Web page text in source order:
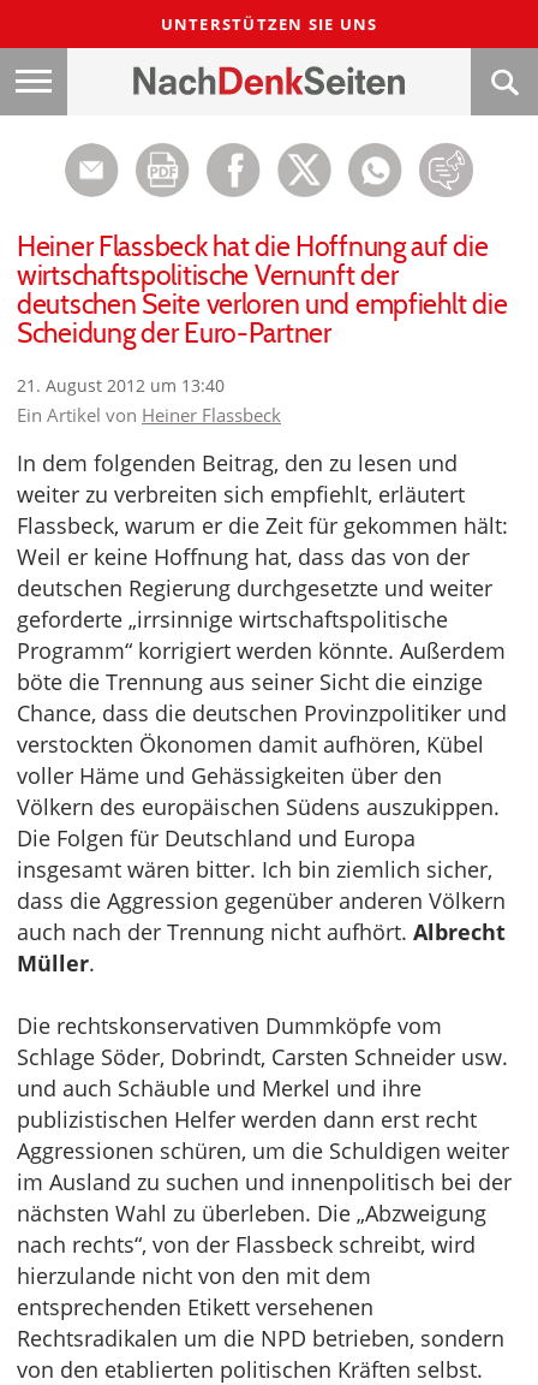
UNTERSTÜTZEN SIE UNS
Heiner Flassbeck hat die Hoffnung auf die
wirtschaftspolitische Vernunft der
deutschen Seite verloren und empfiehlt die
Scheidung der Euro-Partner
21. August 2012 um 13:40
Ein Artikel von Heiner Flassbeck
In dem folgenden Beitrag, den zu lesen und
weiter zu verbreiten sich empfiehlt, erläutert
Flassbeck, warum er die Zeit für gekommen hält:
Weil er keine Hoffnung hat, dass das von der
deutschen Regierung durchgesetzte und weiter
geforderte „irrsinnige wirtschaftspolitische
Programm“ korrigiert werden könnte. Außerdem
böte die Trennung aus seiner Sicht die einzige
Chance, dass die deutschen Provinzpolitiker und
verstockten Ökonomen damit aufhören, Kübel
voller Häme und Gehässigkeiten über den
Völkern des europäischen Südens auszukippen.
Die Folgen für Deutschland und Europa
insgesamt wären bitter. Ich bin ziemlich sicher,
dass die Aggression gegenüber anderen Völkern
auch nach der Trennung nicht aufhört. Albrecht
Müller.
Die rechtskonservativen Dummköpfe vom
Schlage Söder, Dobrindt, Carsten Schneider usw.
und auch Schäuble und Merkel und ihre
publizistischen Helfer werden dann erst recht
Aggressionen schüren, um die Schuldigen weiter
im Ausland zu suchen und innenpolitisch bei der
nächsten Wahl zu überleben. Die „Abzweigung
nach rechts“, von der Flassbeck schreibt, wird
hierzulande nicht von den mit dem
entsprechenden Etikett versehenen
Rechtsradikalen um die NPD betrieben, sondern
von den etablierten politischen Kräften selbst.